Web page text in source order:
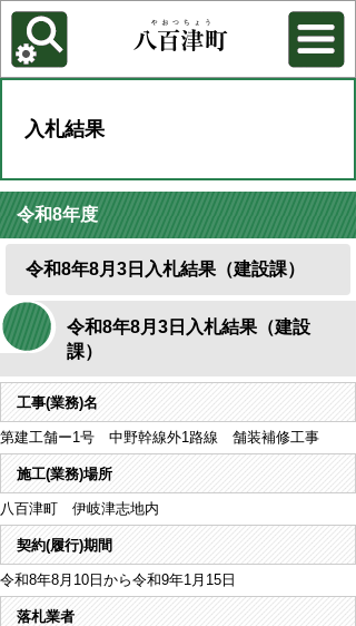
各種機能
背景色を変更する
入札結果
令和8年度
令和8年8月3日入札結果（建設課）
令和8年8月3日入札結果（建設
課）
工事(業務)名
第建工舗ー1号 中野幹線外1路線 舗装補修工事
施工(業務)場所
八百津町 伊岐津志地内
契約(履行)期間
令和8年8月10日から令和9年1月15日
落札業者